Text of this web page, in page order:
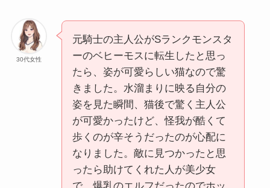
30代女性
元騎士の主人公がSランクモンスタ
ーのベヒーモスに転生したと思っ
たら、姿が可愛らしい猫なので驚
きました。水溜まりに映る自分の
姿を見た瞬間、猫後で驚く主人公
が可愛かったけど、怪我が酷くて
歩くのが辛そうだったのが心配に
なりました。敵に見つかったと思
ったら助けてくれた人が美少女
で、爆乳のエルフだったのでホッ